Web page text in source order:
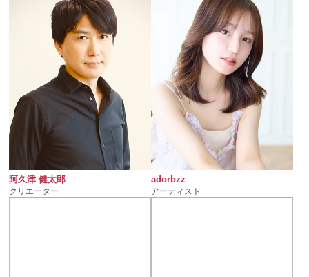
阿久津 健太郎
クリエーター
adorbzz
アーティスト